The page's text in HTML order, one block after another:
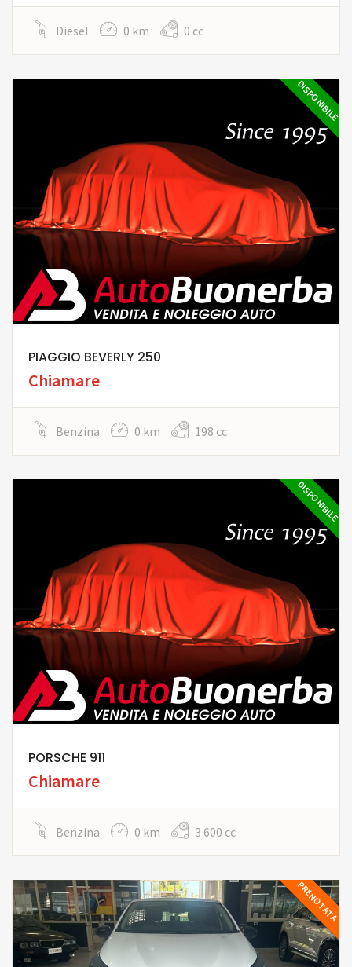
Diesel 0 km 0 cc
DISPONIBILE
PIAGGIO BEVERLY 250
Chiamare
Benzina 0 km 198 cc
DISPONIBILE
PORSCHE 911
Chiamare
Benzina 0 km 3 600 cc
PRENOTATA